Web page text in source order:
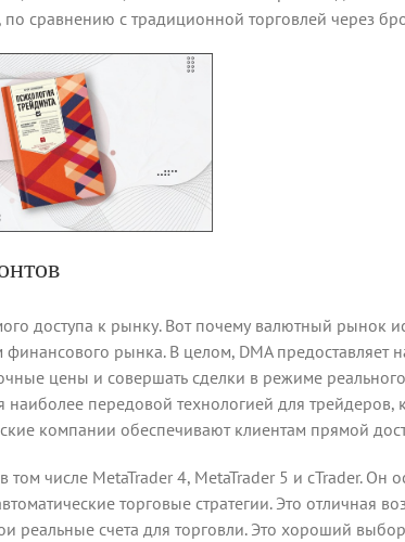
сравнению с традиционной торговлей через
доступа к рынку. Вот почему валютный рынок
рынка. В целом, DMA предоставляет
цены и совершать сделки в режиме
передовой технологией для трейдеров,
компании обеспечивают клиентам прямой
числе MetaTrader 4, MetaTrader 5 и cTrader. Он
торговые стратегии. Это отличная
реальные счета для торговли. Это хороший